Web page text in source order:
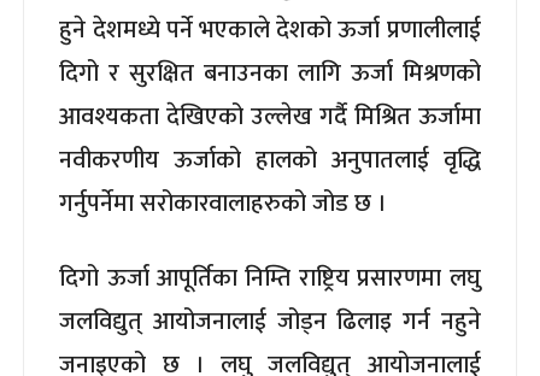
हुने देशमध्ये पर्ने भएकाले देशको ऊर्जा प्रणालीलाई
दिगो र सुरक्षित बनाउनका लागि ऊर्जा मिश्रणको
आवश्यकता देखिएको उल्लेख गर्दै मिश्रित ऊर्जामा
नवीकरणीय ऊर्जाको हालको अनुपातलाई वृद्धि
गर्नुपर्नेमा सरोकारवालाहरुको जोड छ ।
दिगो ऊर्जा आपूर्तिका निम्ति राष्ट्रिय प्रसारणमा लघु
जलविद्युत् आयोजनालाई जोड्न ढिलाइ गर्न नहुने
जनाइएको छ । लघु जलविद्युत् आयोजनालाई